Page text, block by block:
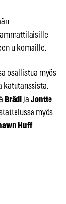
ulkomaille.
osallistua myös
katutanssista.
Brädi ja Jontte
myös
Huff!